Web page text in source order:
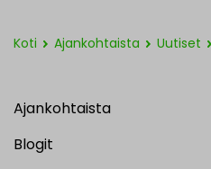
Koti Ajankohtaista Uutiset
Ajankohtaista
Blogit